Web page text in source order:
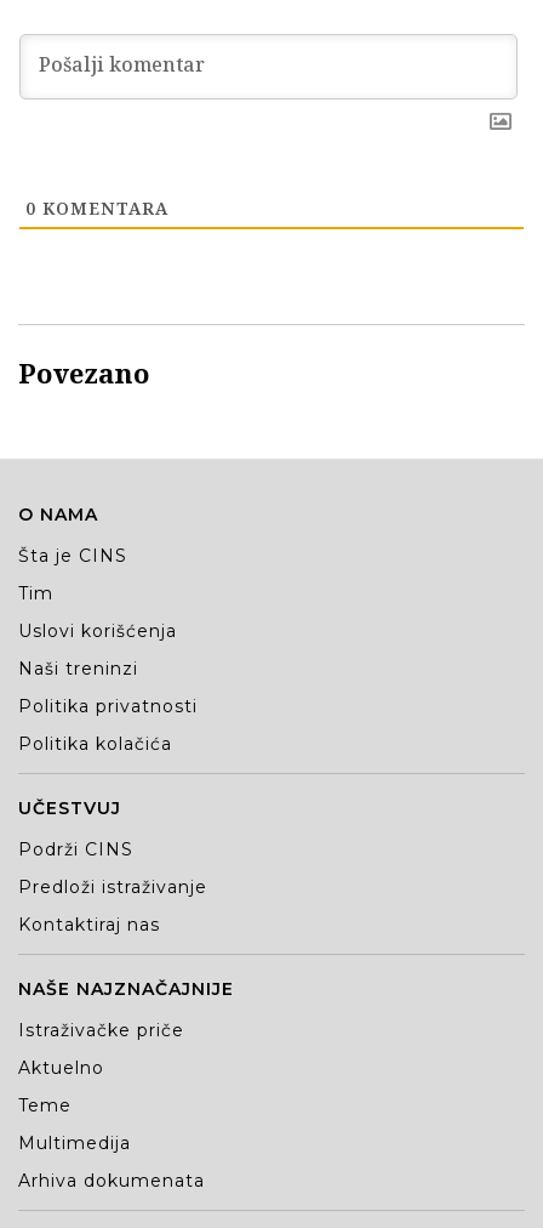
0 KOMENTARA
Povezano
O NAMA
Šta je CINS
Tim
Uslovi korišćenja
Naši treninzi
Politika privatnosti
Politika kolačića
UČESTVUJ
Podrži CINS
Predloži istraživanje
Kontaktiraj nas
NAŠE NAJZNAČAJNIJE
Istraživačke priče
Aktuelno
Teme
Multimedija
Arhiva dokumenata